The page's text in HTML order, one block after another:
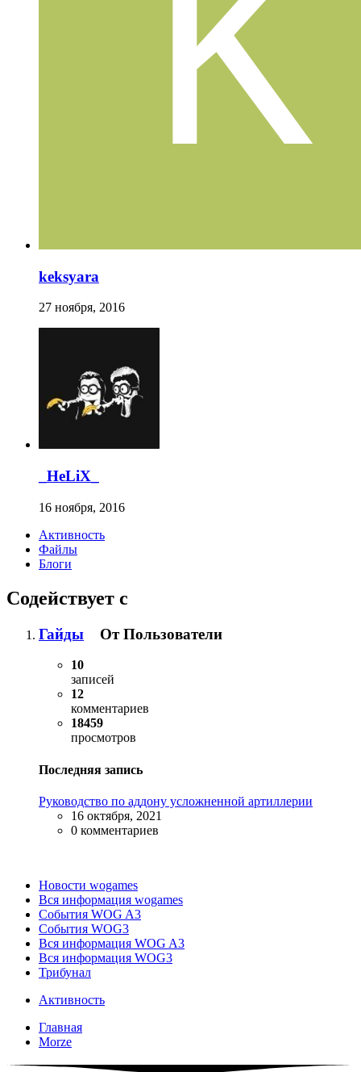
keksyara
27 ноября, 2016
_HeLiX_
16 ноября, 2016
Активность
Файлы
Блоги
Содействует с
Гайды От Пользователи
10
записей
12
комментариев
18459
просмотров
Последняя запись
Руководство по аддону усложненной артиллерии
16 октября, 2021
0 комментариев
Новости wogames
Вся информация wogames
События WOG A3
События WOG3
Вся информация WOG A3
Вся информация WOG3
Трибунал
Активность
Главная
Morze